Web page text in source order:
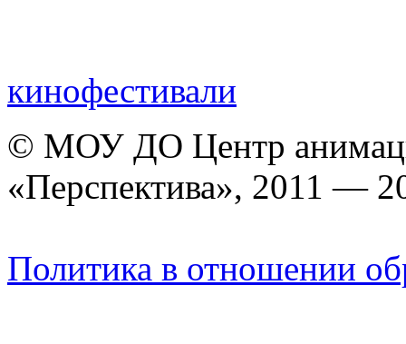
кинофестивали
© МОУ ДО Центр
«Перспектива», 2011 —
Политика в отношении